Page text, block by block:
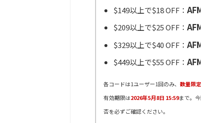
$149以上で$18 OFF：
$209以上で$25 OFF：
$329以上で$40 OFF：
$449以上で$55 OFF：
各コードは1ユーザー1回のみ、 数量限
有効期限は2026年5月8日 15:59まで。
否を必ずご確認ください。